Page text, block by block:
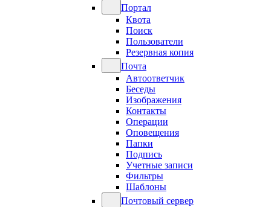
Портал
Квота
Поиск
Пользователи
Резервная копия
Почта
Автоответчик
Беседы
Изображения
Контакты
Операции
Оповещения
Папки
Подпись
Учетные записи
Фильтры
Шаблоны
Почтовый сервер